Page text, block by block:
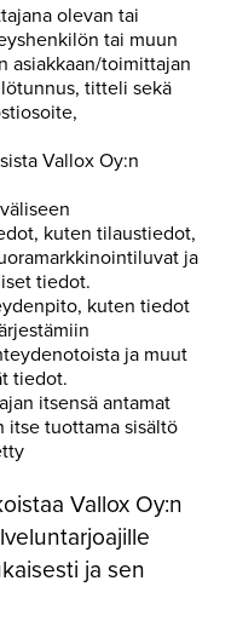
olevan tai
tai muun
asiakkaan/toimittajan
titteli sekä
Vallox Oy:n
kuten tilaustiedot,
ja
tiedot.
kuten tiedot
ja muut
tiedot.
itsensä antamat
itse tuottama sisältö
Vallox Oy:n
ja sen